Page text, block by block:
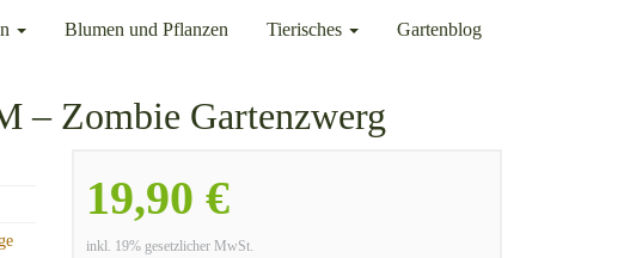
Blumen und Pflanzen Tierisches Gartenblog
– Zombie Gartenzwerg
19,90 €
inkl. 19% gesetzlicher MwSt.